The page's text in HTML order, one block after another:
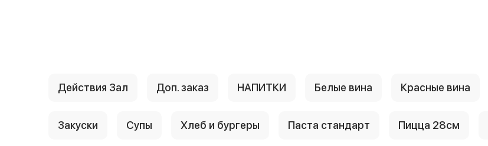
Действия Зал Доп. заказ НАПИТКИ Белые вина Красные вина
Закуски Супы Хлеб и бургеры Паста стандарт Пицца 28см